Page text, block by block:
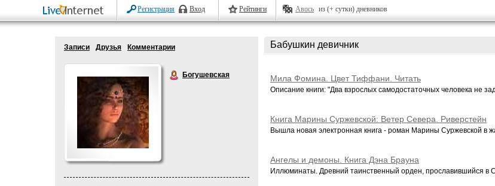
Регистрация Вход Рейтинги Авось из (+ сутки) дневников
Записи Друзья Комментарии
Богушевская
Бабушкин девичник
Мила Фомина. Цвет Тиффани. Читать
Описание книги: "Два взрослых самодостаточных человека не
Книга Марины Суржевской: Ветер Севера. Риверстейн
Вышла новая электронная книга - роман Марины Суржевской в
Ангелы и демоны. Книга Дэна Брауна
Иллюминаты. Древний таинственный орден, прославившийся в